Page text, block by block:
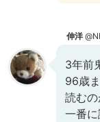
伸洋
3年前
96歳
読む
一番